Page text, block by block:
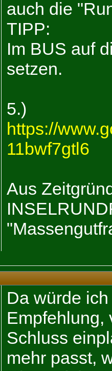
auch die
TIPP:
Im BUS auf
setzen.
5.)
https://
11bwf7gtl6
Aus
Da würde
Empfehlung,
Schluss
mehr passt,